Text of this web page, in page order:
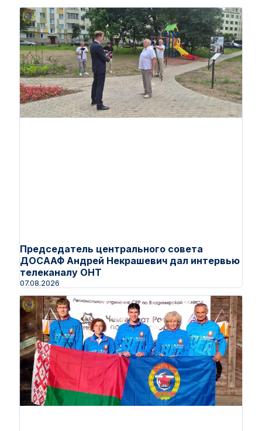
Председатель центрального совета
ДОСААФ Андрей Некрашевич дал интервью
телеканалу ОНТ
07.08.2026